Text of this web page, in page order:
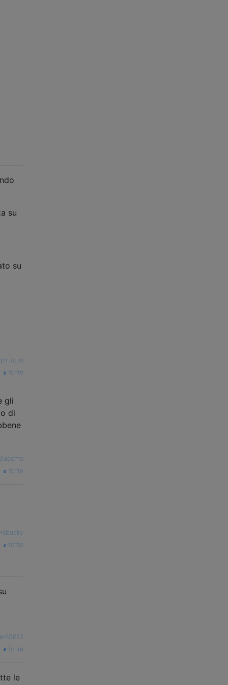
su
su
Jituri
fonte
gli
di
fonte
fonte
fonte
le